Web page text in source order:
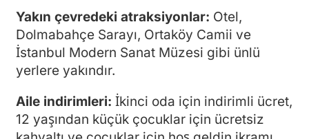
Yakın çevredeki atraksiyonlar: Otel,
Dolmabahçe Sarayı, Ortaköy Camii ve
İstanbul Modern Sanat Müzesi gibi ünlü
yerlere yakındır.
Aile indirimleri: İkinci oda için indirimli ücret,
12 yaşından küçük çocuklar için ücretsiz